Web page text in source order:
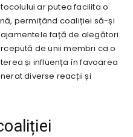
ar putea facilita o
permițând coaliției să-și
față de alegători.
de unii membri ca o
și influența în favoarea
diverse reacții și